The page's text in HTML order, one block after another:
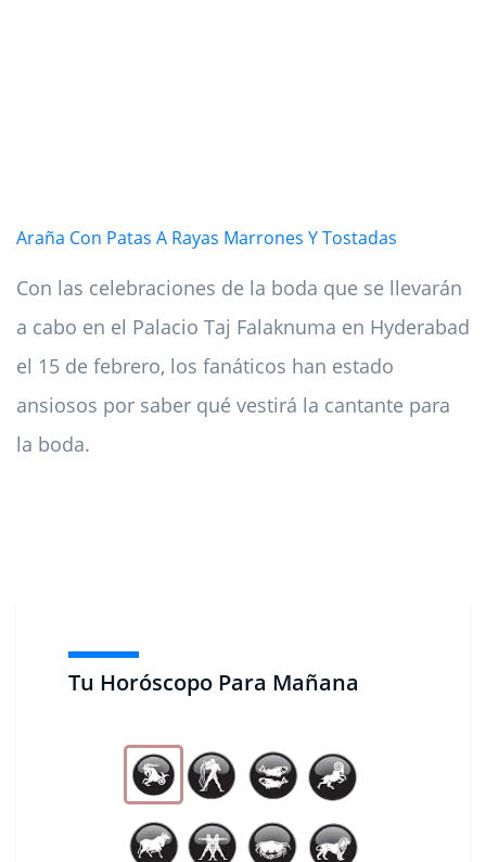
Tu Horóscopo Para Mañana
Araña Con Patas A Rayas Marrones Y Tostadas
Con las celebraciones de la boda que se llevarán
a cabo en el Palacio Taj Falaknuma en Hyderabad
el 15 de febrero, los fanáticos han estado
ansiosos por saber qué vestirá la cantante para
la boda.